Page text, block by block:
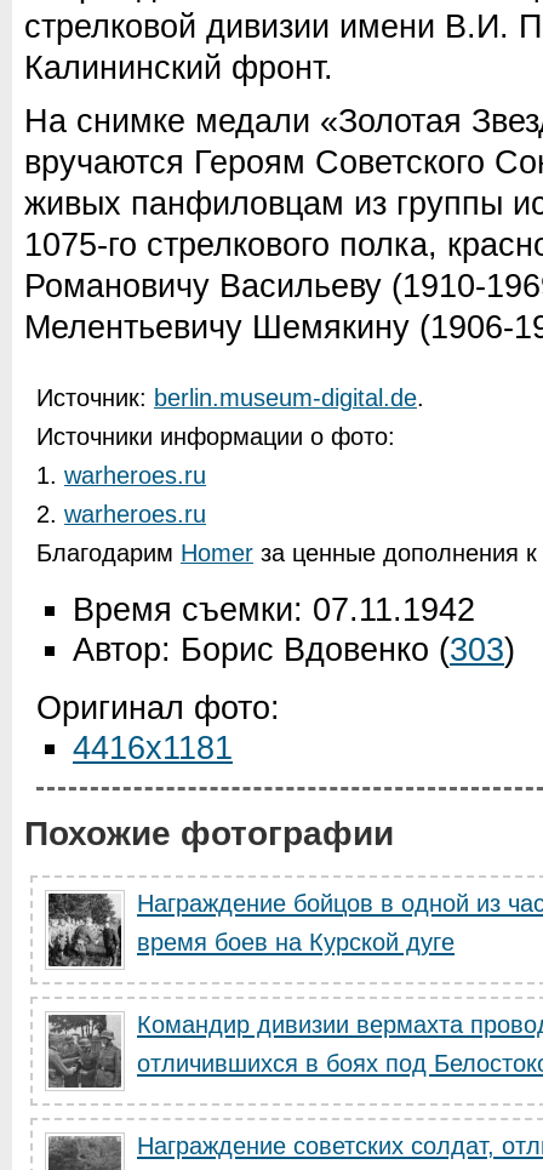
стрелковой дивизии имени В.И.
Калининский фронт.
На снимке медали «Золотая
вручаются Героям Советского
живых панфиловцам из группы
1075-го стрелкового полка,
Романовичу Васильеву (1910-
Мелентьевичу Шемякину (1906-
Источник: berlin.museum-digital.de.
Источники информации о фото:
1. warheroes.ru
2. warheroes.ru
Благодарим Homer за ценные дополнения к
Время съемки: 07.11.1942
Автор: Борис Вдовенко (303)
Оригинал фото:
4416x1181
Похожие фотографии
Награждение бойцов в одной из
время боев на Курской дуге
Командир дивизии вермахта
отличившихся в боях под
Награждение советских солдат,